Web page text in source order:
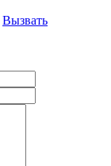
Вызвать